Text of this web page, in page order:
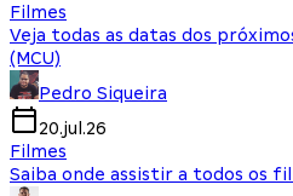
Filmes
Veja todas as datas dos
(MCU)
Pedro Siqueira
20.jul.26
Filmes
Saiba onde assistir a todos os